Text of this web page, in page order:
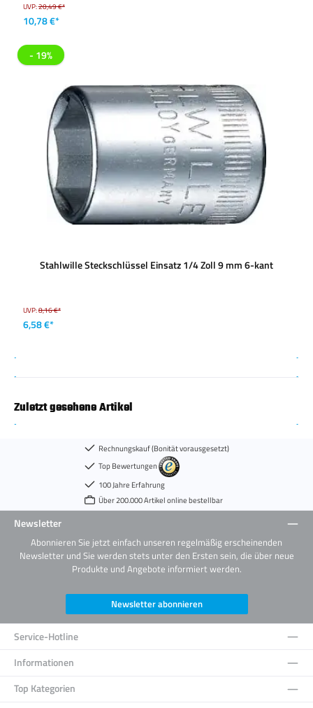
UVP:20,49 €*
10,78 €*
- 19%
Stahlwille Steckschlüssel Einsatz 1/4 Zoll 9 mm 6-kant
UVP:8,16 €*
6,58 €*
Zuletzt gesehene Artikel
Rechnungskauf (Bonität vorausgesetzt)
Top Bewertungen
100 Jahre Erfahrung
Über 200.000 Artikel online bestellbar
Newsletter
Abonnieren Sie jetzt einfach unseren regelmäßig erscheinenden
Newsletter und Sie werden stets unter den Ersten sein, die über neue
Produkte und Angebote informiert werden.
Newsletter abonnieren
Service-Hotline
Informationen
Top Kategorien